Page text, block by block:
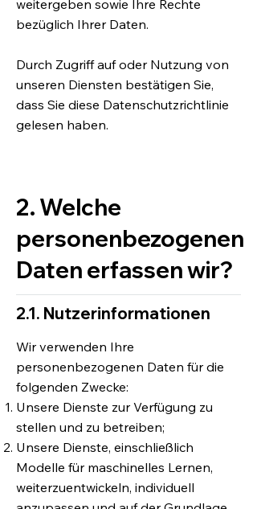
weitergeben sowie Ihre Rechte
bezüglich Ihrer Daten.
Durch Zugriff auf oder Nutzung von
unseren Diensten bestätigen Sie,
dass Sie diese Datenschutzrichtlinie
gelesen haben.
2. Welche
personenbezogenen
Daten erfassen wir?
2.1. Nutzerinformationen
Wir verwenden Ihre
personenbezogenen Daten für die
folgenden Zwecke:
Unsere Dienste zur Verfügung zu
stellen und zu betreiben;
Unsere Dienste, einschließlich
Modelle für maschinelles Lernen,
weiterzuentwickeln, individuell